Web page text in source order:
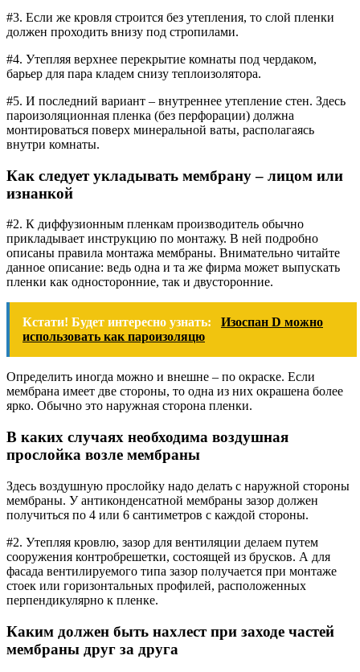
#3. Если же кровля строится без утепления, то слой пленки
должен проходить внизу под стропилами.
#4. Утепляя верхнее перекрытие комнаты под чердаком,
барьер для пара кладем снизу теплоизолятора.
#5. И последний вариант – внутреннее утепление стен. Здесь
пароизоляционная пленка (без перфорации) должна
монтироваться поверх минеральной ваты, располагаясь
внутри комнаты.
Как следует укладывать мембрану – лицом или
изнанкой
#2. К диффузионным пленкам производитель обычно
прикладывает инструкцию по монтажу. В ней подробно
описаны правила монтажа мембраны. Внимательно читайте
данное описание: ведь одна и та же фирма может выпускать
пленки как односторонние, так и двусторонние.
Кстати! Будет интересно узнать:
Изоспан D можно
использовать как пароизоляцю
Определить иногда можно и внешне – по окраске. Если
мембрана имеет две стороны, то одна из них окрашена более
ярко. Обычно это наружная сторона пленки.
В каких случаях необходима воздушная
прослойка возле мембраны
Здесь воздушную прослойку надо делать с наружной стороны
мембраны. У антиконденсатной мембраны зазор должен
получиться по 4 или 6 сантиметров с каждой стороны.
#2. Утепляя кровлю, зазор для вентиляции делаем путем
сооружения контробрешетки, состоящей из брусков. А для
фасада вентилируемого типа зазор получается при монтаже
стоек или горизонтальных профилей, расположенных
перпендикулярно к пленке.
Каким должен быть нахлест при заходе частей
мембраны друг за друга